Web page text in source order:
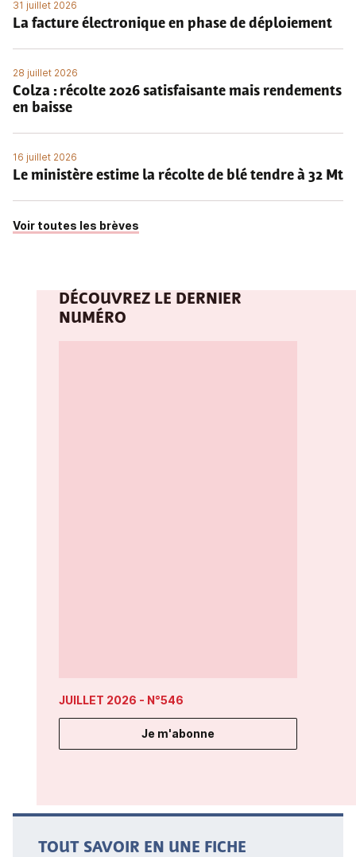
31 juillet 2026
La facture électronique en phase de déploiement
28 juillet 2026
Colza : récolte 2026 satisfaisante mais rendements
en baisse
16 juillet 2026
Le ministère estime la récolte de blé tendre à 32 Mt
Voir toutes les brèves
DÉCOUVREZ LE DERNIER
NUMÉRO
JUILLET 2026 - N°546
Je m'abonne
TOUT SAVOIR EN UNE FICHE